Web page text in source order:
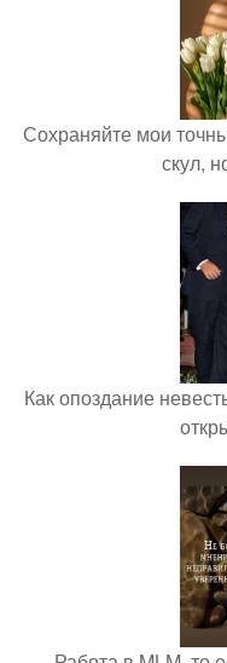
Сохраняйте мои
скул,
Как опоздание